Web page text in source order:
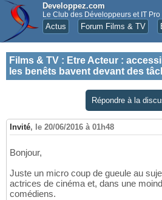
Developpez.com
Le Club des Développeurs et IT Pro
Actus Forum Films & TV
Films & TV : Etre Acteur :
les benêts bavent devant des
Répondre à la
Invité, le 20/06/2016 à 01h48
Bonjour,
Juste un micro coup de gueule au
actrices de cinéma et, dans une
comédiens.